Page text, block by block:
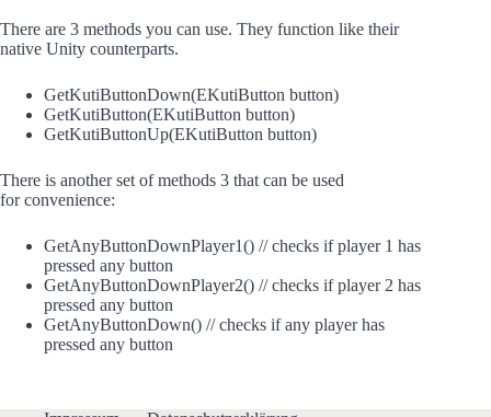
There are 3 methods you can use. They function like their
native Unity counterparts.
GetKutiButtonDown(EKutiButton button)
GetKutiButton(EKutiButton button)
GetKutiButtonUp(EKutiButton button)
There is another set of methods 3 that can be used
for convenience:
GetAnyButtonDownPlayer1() // checks if player 1 has
pressed any button
GetAnyButtonDownPlayer2() // checks if player 2 has
pressed any button
GetAnyButtonDown() // checks if any player has
pressed any button